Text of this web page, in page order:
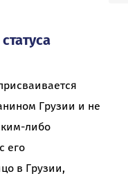
Грузии и не
либо
его
в Грузии,